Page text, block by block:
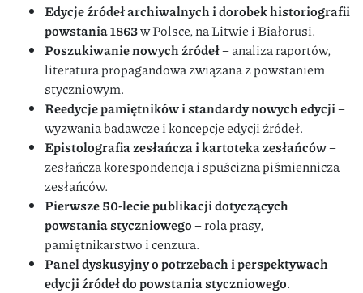
Edycje źródeł archiwalnych i dorobek historiografii
powstania 1863w Polsce, na Litwie i Białorusi.
Poszukiwanie nowych źródeł– analiza raportów,
literatura propagandowa związana z powstaniem
styczniowym.
Reedycje pamiętników i standardy nowych edycji–
wyzwania badawcze i koncepcje edycji źródeł.
Epistolografia zesłańcza i kartoteka zesłańców–
zesłańcza korespondencja i spuścizna piśmiennicza
zesłańców.
Pierwsze 50-lecie publikacji dotyczących
powstania styczniowego– rola prasy,
pamiętnikarstwo i cenzura.
Panel dyskusyjny o potrzebach i perspektywach
edycji źródeł do powstania styczniowego.